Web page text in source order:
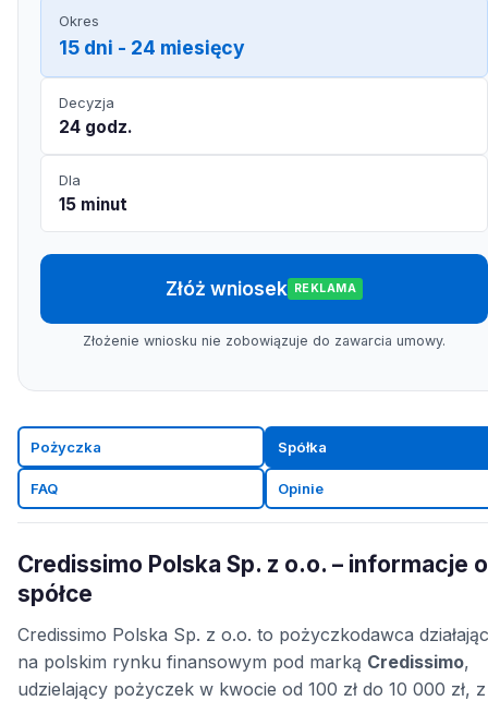
Okres
15 dni - 24 miesięcy
Decyzja
24 godz.
Dla
15 minut
Złóż wniosek REKLAMA
Złożenie wniosku nie zobowiązuje do zawarcia umowy.
Pożyczka Spółka
FAQ Opinie
Credissimo Polska Sp. z o.o. – informacje o
spółce
Credissimo Polska Sp. z o.o. to pożyczkodawca
na polskim rynku finansowym pod marką Credissimo,
udzielający pożyczek w kwocie od 100 zł do 10 000 zł, z